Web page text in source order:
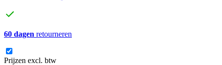
60 dagen retourneren
Prijzen excl. btw